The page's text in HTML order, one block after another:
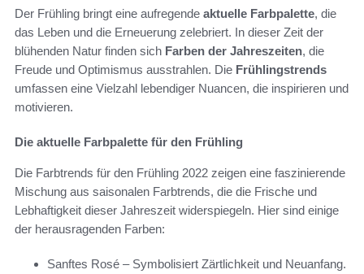
Der Frühling bringt eine aufregende aktuelle Farbpalette, die
das Leben und die Erneuerung zelebriert. In dieser Zeit der
blühenden Natur finden sich Farben der Jahreszeiten, die
Freude und Optimismus ausstrahlen. Die Frühlingstrends
umfassen eine Vielzahl lebendiger Nuancen, die inspirieren und
motivieren.
Die aktuelle Farbpalette für den Frühling
Die Farbtrends für den Frühling 2022 zeigen eine faszinierende
Mischung aus saisonalen Farbtrends, die die Frische und
Lebhaftigkeit dieser Jahreszeit widerspiegeln. Hier sind einige
der herausragenden Farben:
Sanftes Rosé – Symbolisiert Zärtlichkeit und Neuanfang.